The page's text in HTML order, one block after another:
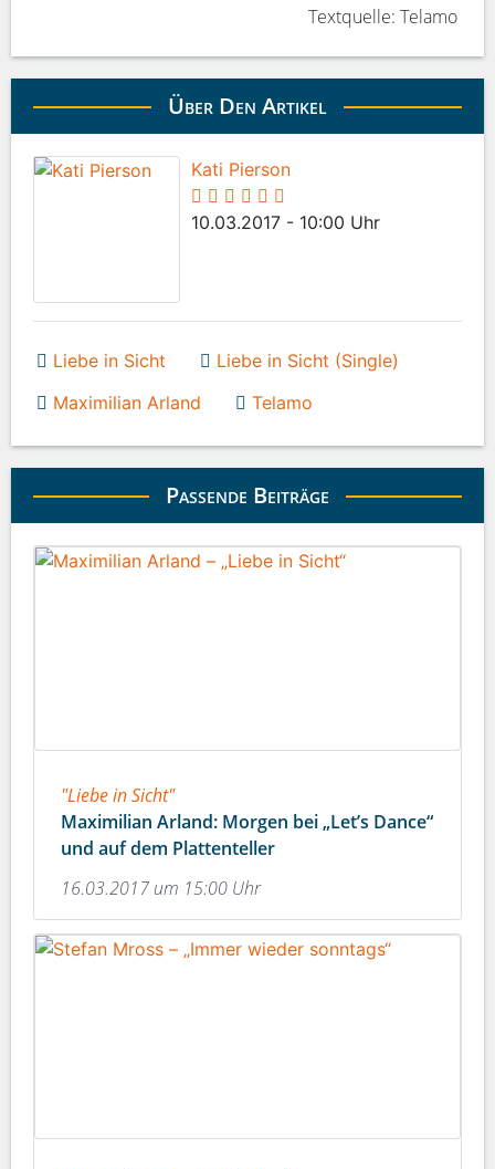
Textquelle: Telamo
Über Den Artikel
Kati Pierson
10.03.2017 - 10:00 Uhr
Liebe in Sicht
Liebe in Sicht (Single)
Maximilian Arland
Telamo
Passende Beiträge
"Liebe in Sicht"
Maximilian Arland: Morgen bei „Let’s Dance“
und auf dem Plattenteller
16.03.2017 um 15:00 Uhr